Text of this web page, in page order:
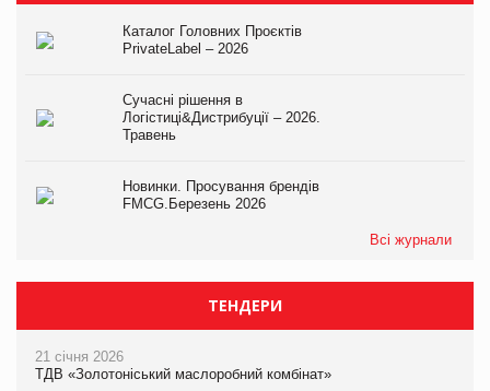
Каталог Головних Проєктів
PrivateLabel – 2026
Сучасні рішення в
Логістиці&Дистрибуції – 2026.
Травень
Новинки. Просування брендів
FMCG.Березень 2026
Всі журнали
ТЕНДЕРИ
21 січня 2026
ТДВ «Золотоніський маслоробний комбінат»